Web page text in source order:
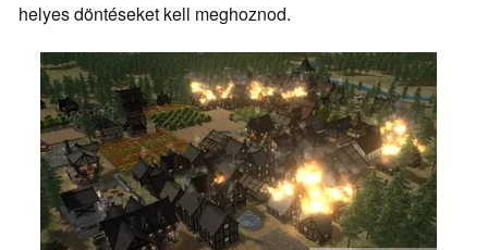
helyes döntéseket kell meghoznod.